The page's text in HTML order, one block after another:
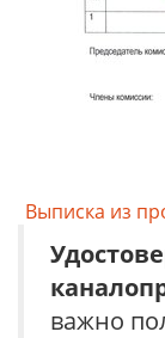
Выписка из
важно